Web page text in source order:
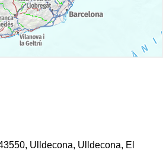
Ulldecona, Ulldecona, El